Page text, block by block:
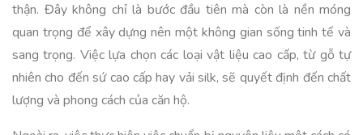
thận. Đây không chỉ là bước đầu tiên mà còn là nền móng
quan trọng để xây dựng nên một không gian sống tinh tế và
sang trọng. Việc lựa chọn các loại vật liệu cao cấp, từ gỗ tự
nhiên cho đến sứ cao cấp hay vải silk, sẽ quyết định đến chất
lượng và phong cách của căn hộ.